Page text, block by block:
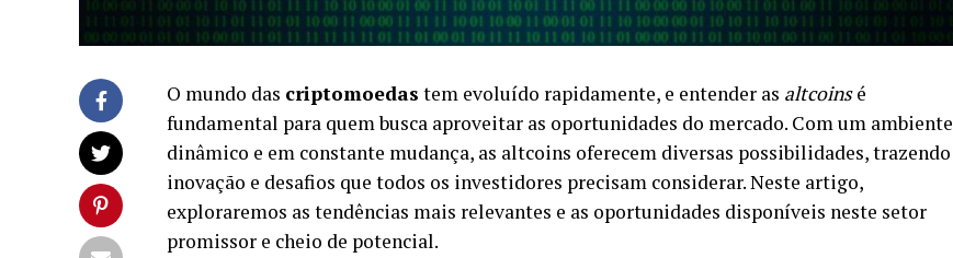
O mundo das criptomoedas tem evoluído rapidamente, e entender as altcoinsé
fundamental para quem busca aproveitar as oportunidades do mercado. Com um ambiente
dinâmico e em constante mudança, as altcoins oferecem diversas possibilidades, trazendo
inovação e desafios que todos os investidores precisam considerar. Neste artigo,
exploraremos as tendências mais relevantes e as oportunidades disponíveis neste setor
promissor e cheio de potencial.